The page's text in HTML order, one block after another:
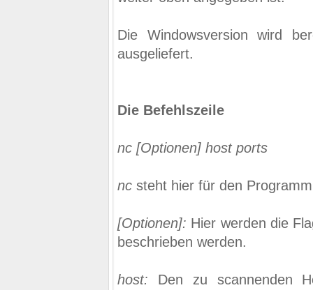
Die Windowsversion wird
ausgeliefert.
Die Befehlszeile
nc [Optionen] host ports
nc steht hier für den
[Optionen]: Hier werden die
beschrieben werden.
host: Den zu scannenden